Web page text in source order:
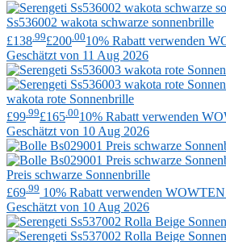
Ss536002 wakota schwarze sonnenbrille
£138 .99£200 .0010% Rabatt verwenden
Geschätzt von 11 Aug 2026
wakota rote Sonnenbrille
£99 .99£165 .0010% Rabatt verwenden
Geschätzt von 10 Aug 2026
Preis schwarze Sonnenbrille
£69 .99 10% Rabatt verwenden
Geschätzt von 10 Aug 2026